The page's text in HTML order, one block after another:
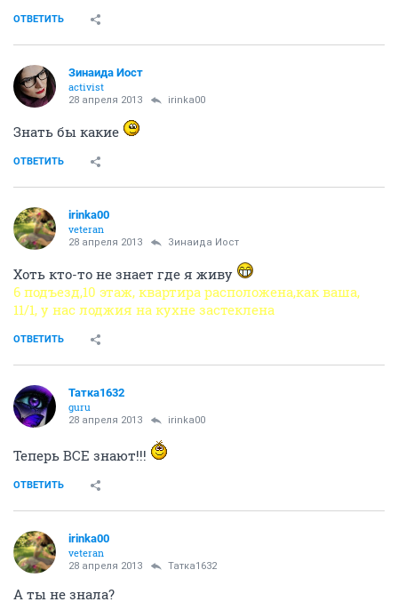
ОТВЕТИТЬ
Зинаида Иост
activist
28 апреля 2013 irinka00
Знать бы какие
ОТВЕТИТЬ
irinka00
veteran
28 апреля 2013 Зинаида Иост
Хоть кто-то не знает где я живу
6 подъезд,10 этаж, квартира расположена,как ваша,
11/1, у нас лоджия на кухне застеклена
ОТВЕТИТЬ
Татка1632
guru
28 апреля 2013 irinka00
Теперь ВСЕ знают!!!
ОТВЕТИТЬ
irinka00
veteran
28 апреля 2013 Татка1632
А ты не знала?